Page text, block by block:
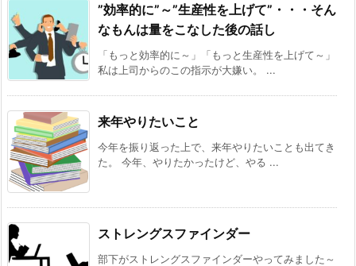
”効率的に”～”生産性を上げて”・・・そん
なもんは量をこなした後の話し
「もっと効率的に～」「もっと生産性を上げて～」
私は上司からのこの指示が大嫌い。 ...
来年やりたいこと
今年を振り返った上で、来年やりたいことも出てき
た。 今年、やりたかったけど、やる ...
ストレングスファインダー
部下がストレングスファインダーやってみました～